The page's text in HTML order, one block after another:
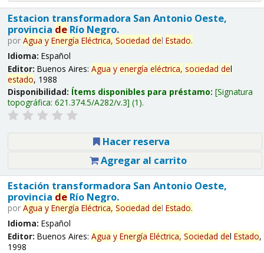
Estacion transformadora San Antonio Oeste,
provincia deRío Negro.
por Agua y Energía Eléctrica, Sociedad del Estado.
Idioma: Español
Editor: Buenos Aires: Agua y energía eléctrica, sociedad del
estado, 1988
Disponibilidad: Ítems disponibles para préstamo: Signatura
topográfica: 621.374.5/A282/v.3 (1).
Hacer reserva
Agregar al carrito
Estación transformadora San Antonio Oeste,
provincia deRío Negro.
por Agua y Energía Eléctrica, Sociedad del Estado.
Idioma: Español
Editor: Buenos Aires: Agua y Energía Eléctrica, Sociedad del Estado,
1998